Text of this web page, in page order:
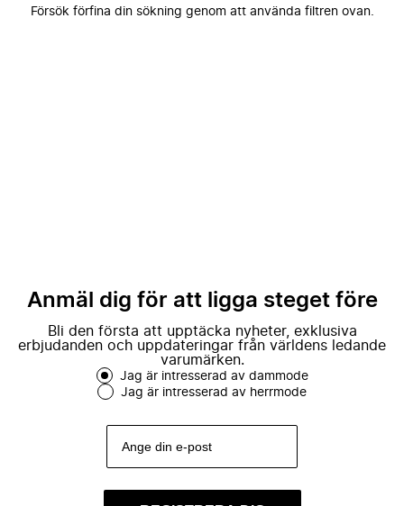
Försök förfina din sökning genom att använda filtren ovan.
Anmäl dig för att ligga steget före
Bli den första att upptäcka nyheter, exklusiva
erbjudanden och uppdateringar från världens ledande
varumärken.
Jag är intresserad av dammode
Jag är intresserad av herrmode